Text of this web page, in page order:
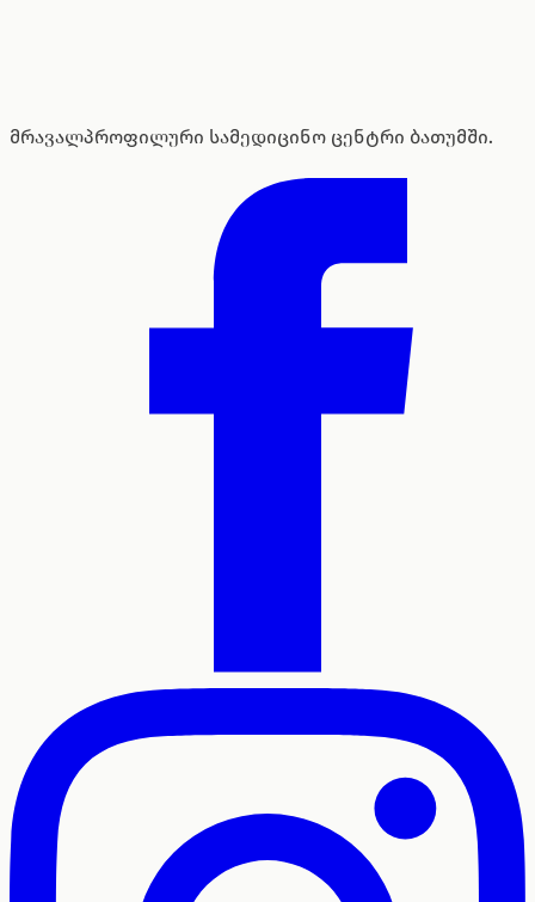
მრავალპროფილური სამედიცინო ცენტრი ბათუმში.